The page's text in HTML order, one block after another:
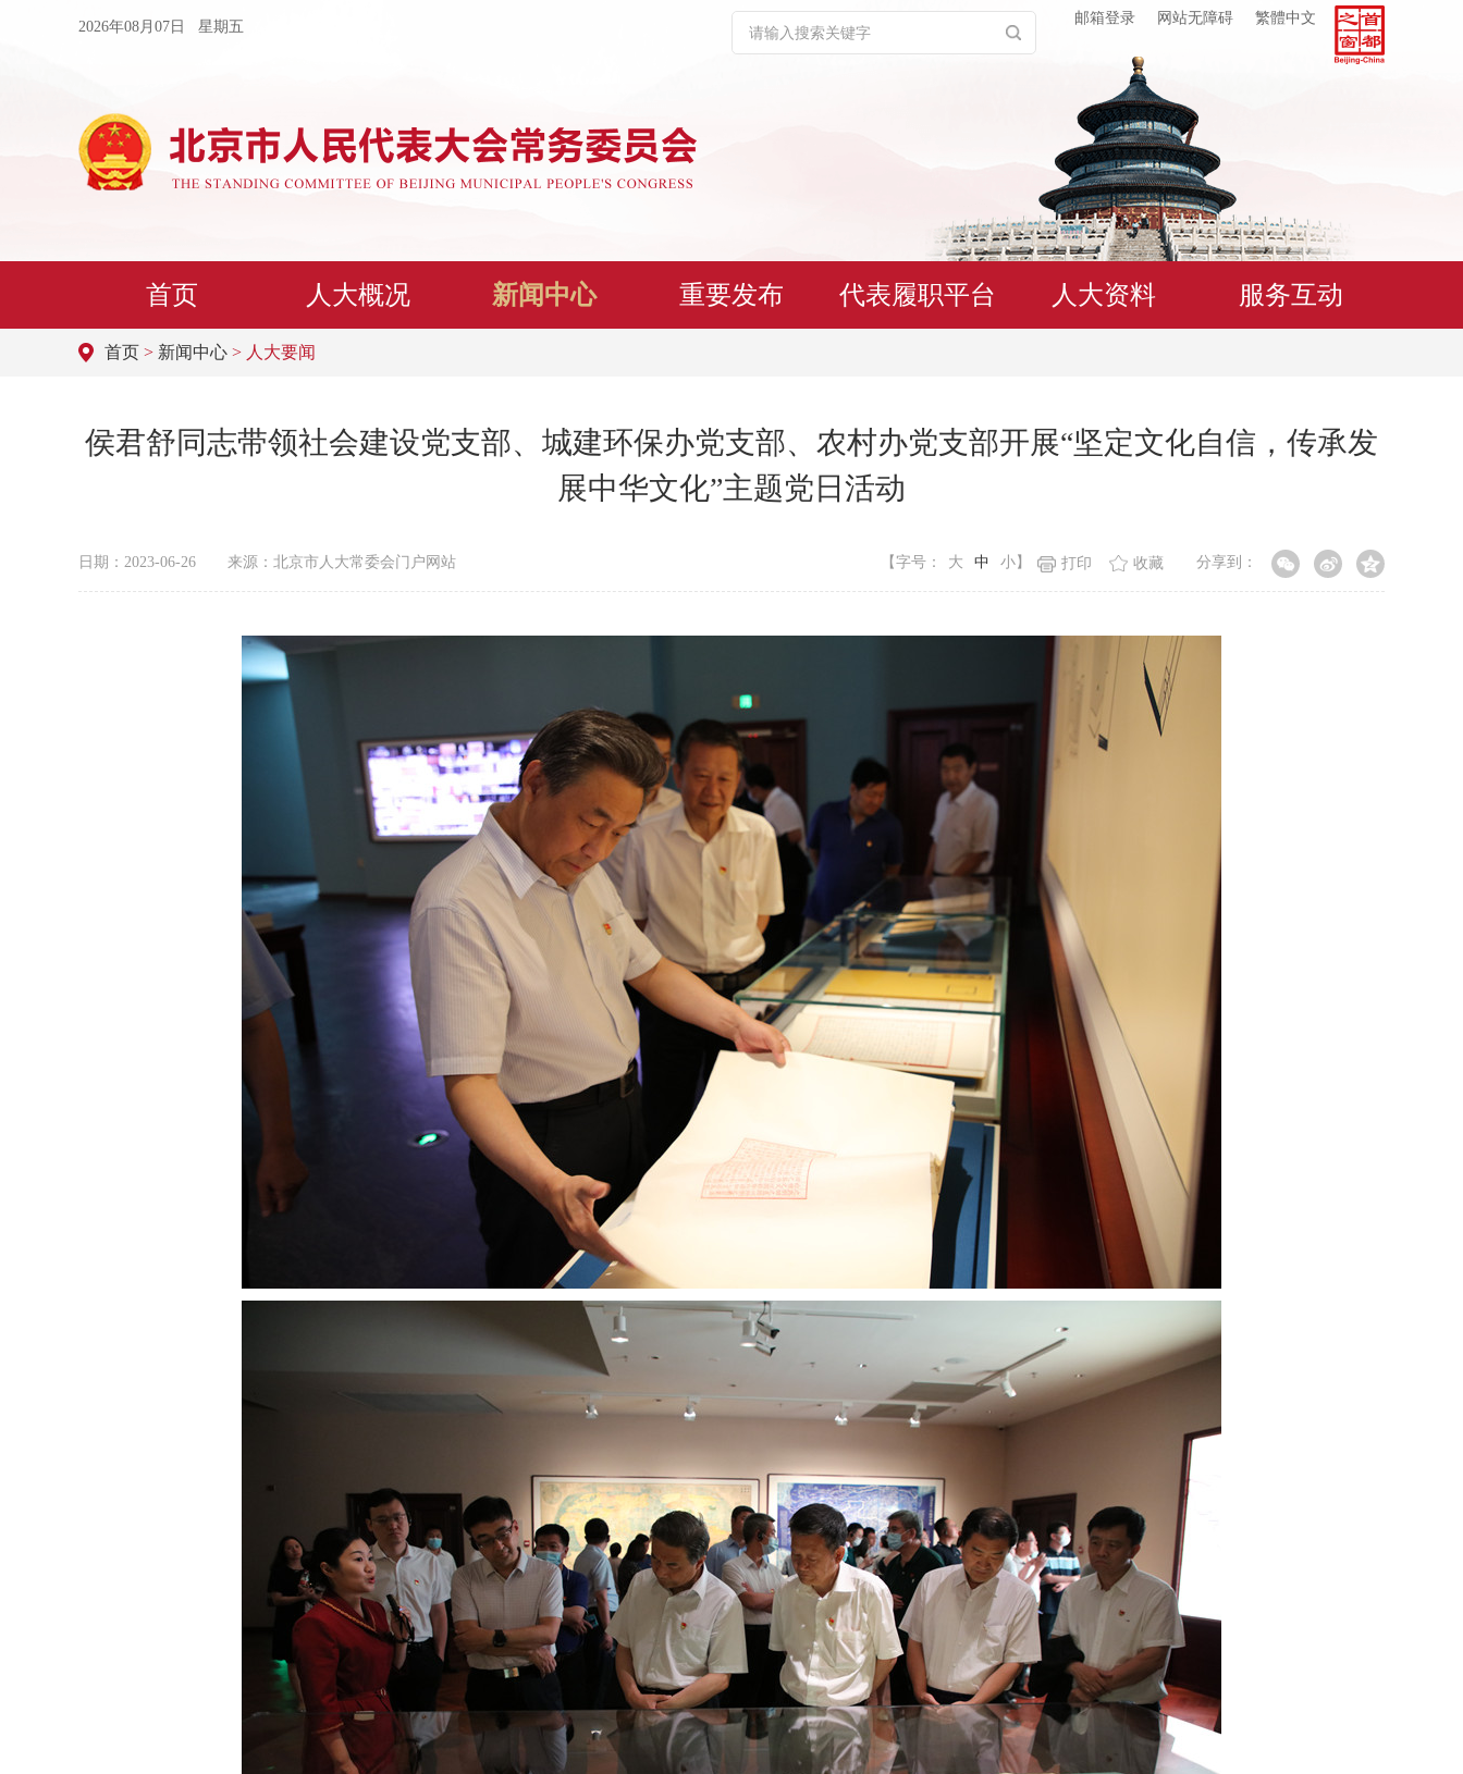
2026年08月07日 星期五
邮箱登录 网站无障碍 繁體中文
首页 人大概况 新闻中心 重要发布 代表履职平台 人大资料 服务互动
首页 > 新闻中心 > 人大要闻
侯君舒同志带领社会建设党支部、城建环保办党支部、农村办党支部开展“坚定文化自信，传承发
展中华文化”主题党日活动
日期：2023-06-26 来源：北京市人大常委会门户网站 分享到：
【字号： 大 中 小 】 收藏
打印